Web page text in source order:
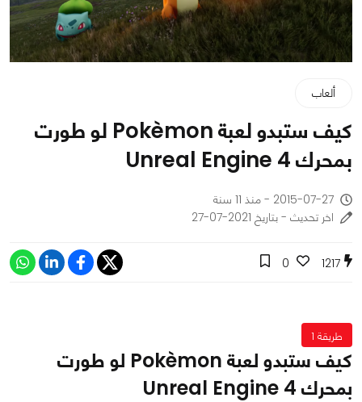
ألعاب
كيف ستبدو لعبة Pokèmon لو طورت
بمحرك Unreal Engine 4
2015-07-27 - منذ 11 سنة
اخر تحديث - بتاريخ 2021-07-27
1217
0
طريقة 1
كيف ستبدو لعبة Pokèmon لو طورت
بمحرك Unreal Engine 4